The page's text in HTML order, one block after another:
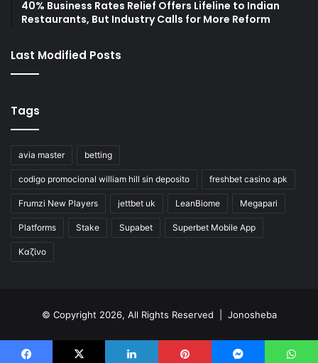
40% Business Rates Relief Offers Lifeline to Indian
Restaurants, But Industry Calls for More Reform
Last Modified Posts
Tags
avia master betting
codigo promocional william hill sin deposito freshbet casino apk
Frumzi New Players jettbet uk LeanBiome Megapari
Platforms Stake Supabet Superbet Mobile App
Καζίνο
© Copyright 2026, All Rights Reserved | Jonosheba